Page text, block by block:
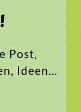
Post,
Ideen…